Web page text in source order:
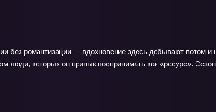
без романтизации — вдохновение здесь добывают потом
люди, которых он привык воспринимать как «ресурс».